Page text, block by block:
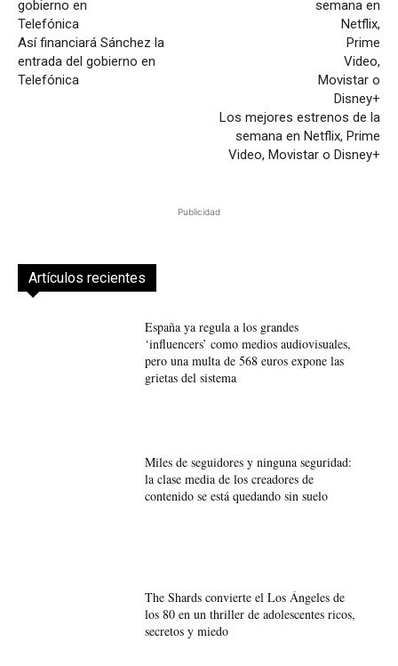
Así financiará Sánchez la
entrada del gobierno en
Telefónica
Los mejores estrenos de la
semana en Netflix, Prime
Video, Movistar o Disney+
Publicidad
Artículos recientes
España ya regula a los grandes
‘influencers’ como medios audiovisuales,
pero una multa de 568 euros expone las
grietas del sistema
Miles de seguidores y ninguna seguridad:
la clase media de los creadores de
contenido se está quedando sin suelo
The Shards convierte el Los Ángeles de
los 80 en un thriller de adolescentes ricos,
secretos y miedo